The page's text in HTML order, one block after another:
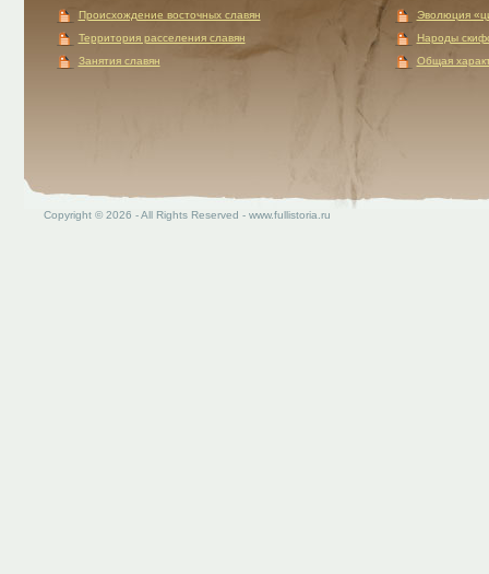
Происхождение восточных славян
Территория расселения славян
Занятия славян
Эволюция
Народы
Общая
Copyright © 2026 - All Rights Reserved - www.fullistoria.ru